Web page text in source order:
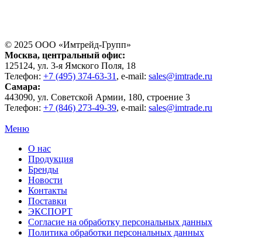
© 2025 ООО «Имтрейд-Групп»
Москва, центральный офис:
125124, ул. 3-я Ямского Поля, 18
Телефон: +7 (495) 374-63-31 , e-mail: sales@imtrade.ru
Самара:
443090, ул. Советской Армии, 180, строение 3
Телефон: +7 (846) 273-49-39, e-mail: sales@imtrade.ru
Меню
О нас
Продукция
Бренды
Новости
Контакты
Поставки
ЭКСПОРТ
Согласие на обработку персональных данных
Политика обработки персональных данных